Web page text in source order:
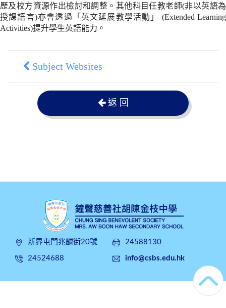
歷及校方資源作出檢討和調整。其他科目任教老師(非以英語為
授課語言)亦會透過「英文延展教學活動」 (Extended Learning
Activities)提升學生英語能力。
Subject Websites
返 回
新界屯門兆麟街20號
24524688
24588130
info@csbs.edu.hk